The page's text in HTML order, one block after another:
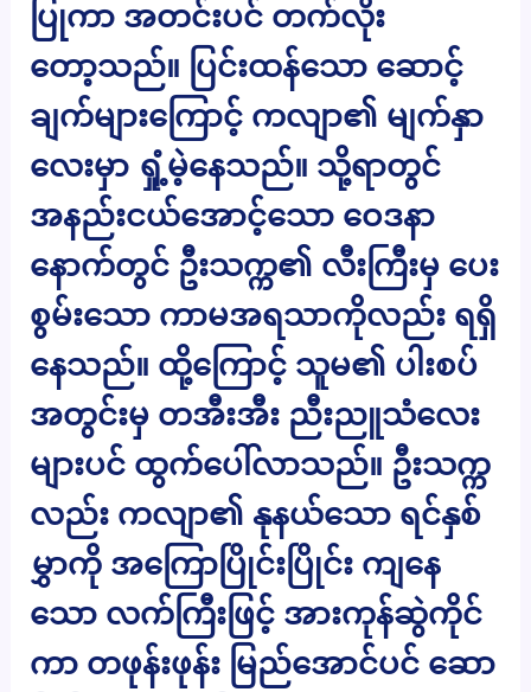
ပြုကာ အတင်းပင် တက်လိုး
တော့သည်။ ပြင်းထန်သော ဆောင့်
ချက်များကြောင့် ကလျာ၏ မျက်နှာ
လေးမှာ ရှုံ့မဲ့နေသည်။ သို့ရာတွင်
အနည်းငယ်အောင့်သော ဝေဒနာ
နောက်တွင် ဦးသက္က၏ လီးကြီးမှ ပေး
စွမ်းသော ကာမအရသာကိုလည်း ရရှိ
နေသည်။ ထို့ကြောင့် သူမ၏ ပါးစပ်
အတွင်းမှ တအီးအီး ညီးညူသံလေး
များပင် ထွက်ပေါ်လာသည်။ ဦးသက္က
လည်း ကလျာ၏ နုနယ်သော ရင်နှစ်
မွှာကို အကြောပြိုင်းပြိုင်း ကျနေ
သော လက်ကြီးဖြင့် အားကုန်ဆွဲကိုင်
ကာ တဖုန်းဖုန်း မြည်အောင်ပင် ဆော